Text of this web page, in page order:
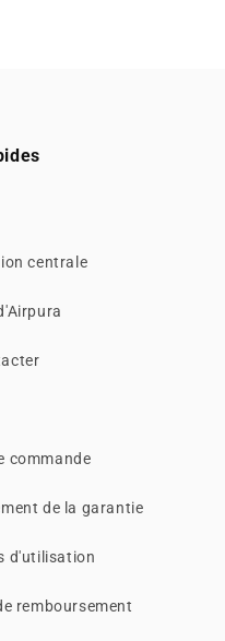
centrale
commande
de la garantie
d'utilisation
remboursement